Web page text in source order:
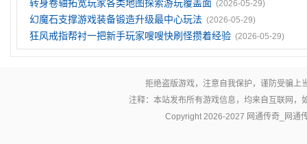
转身卷轴拓宽玩家各类地图探索游玩覆盖面 (2026-05-29)
幻魔石支撑游戏装备锻造升级最中心玩法 (2026-05-29)
狂风戒指帮衬一把新手玩家嗖嗖快刷怪攒着经验 (2026-05-29)
拒绝盗版游戏，注意自我保护，谨防受骗上
注释：本站发布所有游戏信息，均来自互联网
Copyright 2026-2027 网通传奇_网通